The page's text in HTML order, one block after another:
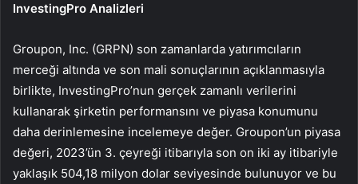
InvestingPro Analizleri
Groupon, Inc. (GRPN) son zamanlarda yatırımcıların
merceği altında ve son mali sonuçlarının açıklanmasıyla
birlikte, InvestingPro’nun gerçek zamanlı verilerini
kullanarak şirketin performansını ve piyasa konumunu
daha derinlemesine incelemeye değer. Groupon’un piyasa
değeri, 2023’ün 3. çeyreği itibarıyla son on iki ay itibariyle
yaklaşık 504,18 milyon dolar seviyesinde bulunuyor ve bu